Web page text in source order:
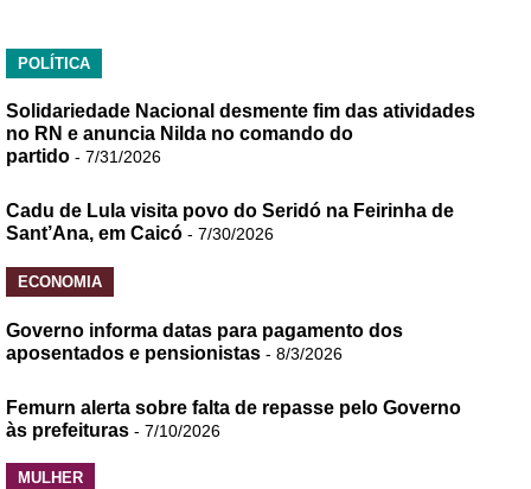
POLÍTICA
Solidariedade Nacional desmente fim das atividades
no RN e anuncia Nilda no comando do
partido - 7/31/2026
Cadu de Lula visita povo do Seridó na Feirinha de
Sant’Ana, em Caicó - 7/30/2026
ECONOMIA
Governo informa datas para pagamento dos
aposentados e pensionistas - 8/3/2026
Femurn alerta sobre falta de repasse pelo Governo
às prefeituras - 7/10/2026
MULHER